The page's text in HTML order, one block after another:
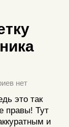
нет
это так
правы! Тут
и